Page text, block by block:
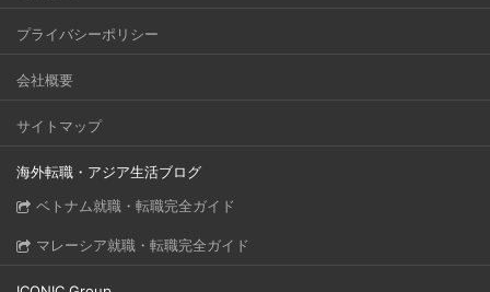
プライバシーポリシー
会社概要
サイトマップ
海外転職・アジア生活ブログ
ベトナム就職・転職完全ガイド
マレーシア就職・転職完全ガイド